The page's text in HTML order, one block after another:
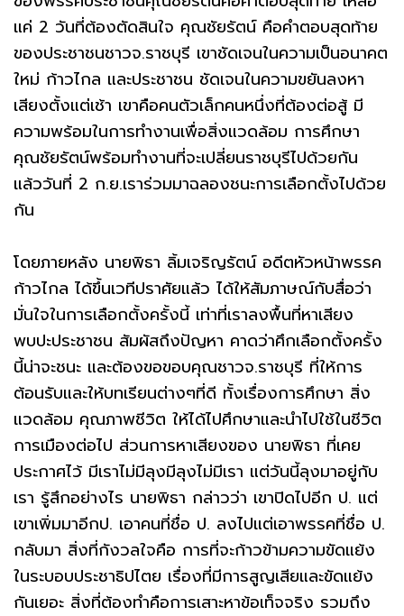
แค่ 2 วันที่ต้องตัดสินใจ คุณชัยรัตน์ คือคำตอบสุดท้าย
ของประชาชนชาวจ.ราชบุรี เขาชัดเจนในความเป็นอนาคต
ใหม่ ก้าวไกล และประชาชน ชัดเจนในความขยันลงหา
เสียงตั้งแต่เช้า เขาคือคนตัวเล็กคนหนึ่งที่ต้องต่อสู้ มี
ความพร้อมในการทำงานเพื่อสิ่งแวดล้อม การศึกษา
คุณชัยรัตน์พร้อมทำงานที่จะเปลี่ยนราชบุรีไปด้วยกัน
แล้ววันที่ 2 ก.ย.เราร่วมมาฉลองชนะการเลือกตั้งไปด้วย
กัน
โดยภายหลัง นายพิธา ลิ้มเจริญรัตน์ อดีตหัวหน้าพรรค
ก้าวไกล ได้ขึ้นเวทีปราศัยแล้ว ได้ให้สัมภาษณ์กับสื่อว่า
มั่นใจในการเลือกตั้งครั้งนี้ เท่าที่เราลงพื้นที่หาเสียง
พบปะประชาชน สัมผัสถึงปัญหา คาดว่าศึกเลือกตั้งครั้ง
นี้น่าจะชนะ และต้องขอขอบคุณชาวจ.ราชบุรี ที่ให้การ
ต้อนรับและให้บทเรียนต่างๆที่ดี ทั้งเรื่องการศึกษา สิ่ง
แวดล้อม คุณภาพชีวิต ให้ได้ไปศึกษาและนำไปใช้ในชีวิต
การเมืองต่อไป ส่วนการหาเสียงของ นายพิธา ที่เคย
ประกาศไว้ มีเราไม่มีลุงมีลุงไม่มีเรา แต่วันนี้ลุงมาอยู่กับ
เรา รู้สึกอย่างไร นายพิธา กล่าวว่า เขาปิดไปอีก ป. แต่
เขาเพิ่มมาอีกป. เอาคนที่ชื่อ ป. ลงไปแต่เอาพรรคที่ชื่อ ป.
กลับมา สิ่งที่กังวลใจคือ การที่จะก้าวข้ามความขัดแย้ง
ในระบอบประชาธิปไตย เรื่องที่มีการสูญเสียและขัดแย้ง
กันเยอะ สิ่งที่ต้องทำคือการเสาะหาข้อเท็จจริง รวมถึง